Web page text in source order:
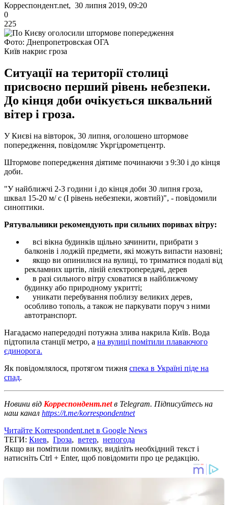
Корреспондент.net, 30 липня 2019, 09:20
0
225
Фото: Днепропетровская ОГА
Київ накриє гроза
Ситуації на території столиці
присвоєно перший рівень небезпеки.
До кінця доби очікується шквальний
вітер і гроза.
У Києві на вівторок, 30 липня, оголошено штормове
попередження, повідомляє Укргідрометцентр.
Штормове попередження діятиме починаючи з 9:30 і до кінця
доби.
"У найближчі 2-3 години і до кінця доби 30 липня гроза,
шквал 15-20 м/ с (I рівень небезпеки, жовтий)", - повідомили
синоптики.
Рятувальники рекомендують при сильних поривах вітру:
всі вікна будинків щільно зачинити, прибрати з
балконів і лоджій предмети, які можуть випасти назовні;
якщо ви опинилися на вулиці, то триматися подалі від
рекламних щитів, ліній електропередачі, дерев
в разі сильного вітру сховатися в найближчому
будинку або природному укритті;
уникати перебування поблизу великих дерев,
особливо тополь, а також не паркувати поруч з ними
автотранспорт.
Нагадаємо напередодні потужна злива накрила Київ. Вода
підтопила станції метро, ​​а на вулиці помітили плаваючого
єдинорога.
Як повідомлялося, протягом тижня спека в Україні піде на
спад.
Новини від Корреспондент.netв Telegram. Підписуйтесь на
наш канал https://t.me/korrespondentnet
Читайте Korrespondent.net в Google News
ТЕГИ: Киев, Гроза, ветер, непогода
Якщо ви помітили помилку, виділіть необхідний текст і
натисніть Ctrl + Enter, щоб повідомити про це редакцію.